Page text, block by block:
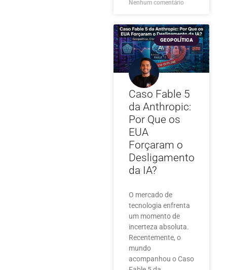
Nenhum comentário
GEOPOLÍTICA
Caso Fable 5
da Anthropic:
Por Que os
EUA
Forçaram o
Desligamento
da IA?
O mercado de
tecnologia enfrenta
um momento de
incerteza absoluta.
Recentemente, o
mundo
acompanhou o Caso